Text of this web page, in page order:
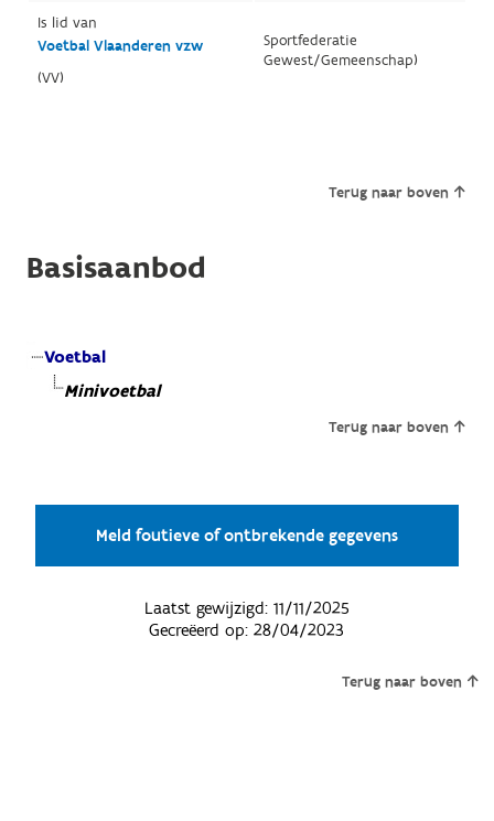
Is lid van
Voetbal Vlaanderen vzw
(VV)
Sportfederatie
Gewest/Gemeenschap)
Terug naar boven
Basisaanbod
Voetbal
Minivoetbal
Terug naar boven
Meld foutieve of ontbrekende gegevens
Laatst gewijzigd: 11/11/2025
Gecreëerd op:28/04/2023
Terug naar boven